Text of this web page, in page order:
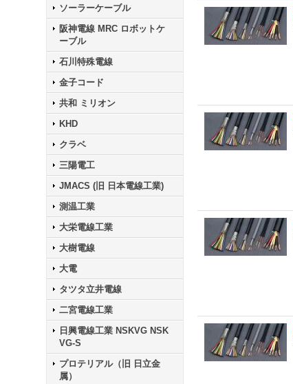
ソーラーケーブル
阪神電線 MRC ロボットケ
ーブル
石川特殊電線
金子コード
共和 ミリオン
KHD
クラベ
三陽電工
JMACS (旧 日本電線工業)
測温工業
大栄電線工業
大樹電線
大電
タツタ立井電線
二宮電線工業
日興電線工業 NSKVG NSK
VG-S
プロテリアル（旧 日立金
属）